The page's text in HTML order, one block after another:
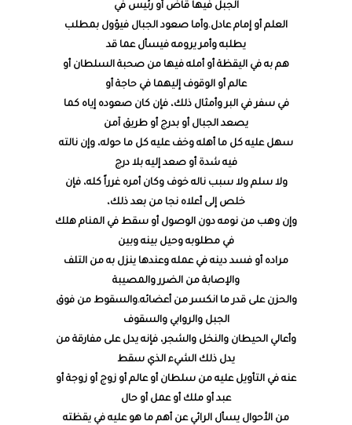
الجبل فيها قاض أو رئيس في
العلم أو إمام عادل.وأما صعود الجبال فيؤول بمطلب
يطلبه وأمر يرومه فيسأل عما قد
هم به في اليقظة أو أمله فيها من صحبة السلطان أو
عالم أو الوقوف إليهما في حاجة أو
في سفر في البر وأمثال ذلك، فإن كان صعوده إياه كما
يصعد الجبال أو بدرج أو طريق آمن
سهل عليه كل ما أهله وخف عليه كل ما حوله، وإن نالته
فيه شدة أو صعد إليه بلا درج
ولا سلم ولا سبب ناله خوف وكان أمره غرراً كله، فإن
خلص إلى أعلاه نجا من بعد ذلك،
وإن وهب من نومه دون الوصول أو سقط في المنام هلك
في مطلوبه وحيل بينه وبين
مراده أو فسد دينه في عمله وعندها ينزل به من التلف
والإصابة من الضرر والمصيبة
والحزن على قدر ما انكسر من أعضائه.والسقوط من فوق
الجبل والروابي والسقوف
وأعالي الحيطان والنخل والشجر، فإنه يدل على مفارقة من
يدل ذلك الشيء الذي سقط
عنه في التأويل عليه من سلطان أو عالم أو زوج أو زوجة أو
عبد أو ملك أو عمل أو حال
من الأحوال يسأل الرائي عن أهم ما هو عليه في يقظته